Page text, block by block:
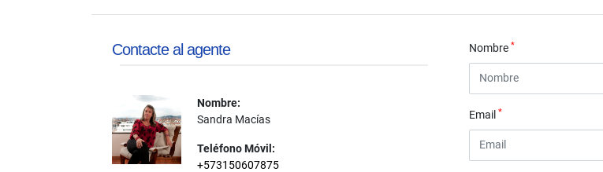
Contacte al agente
Nombre:
Sandra Macías
Teléfono Móvil:
+573150607875
Nombre*
Email*